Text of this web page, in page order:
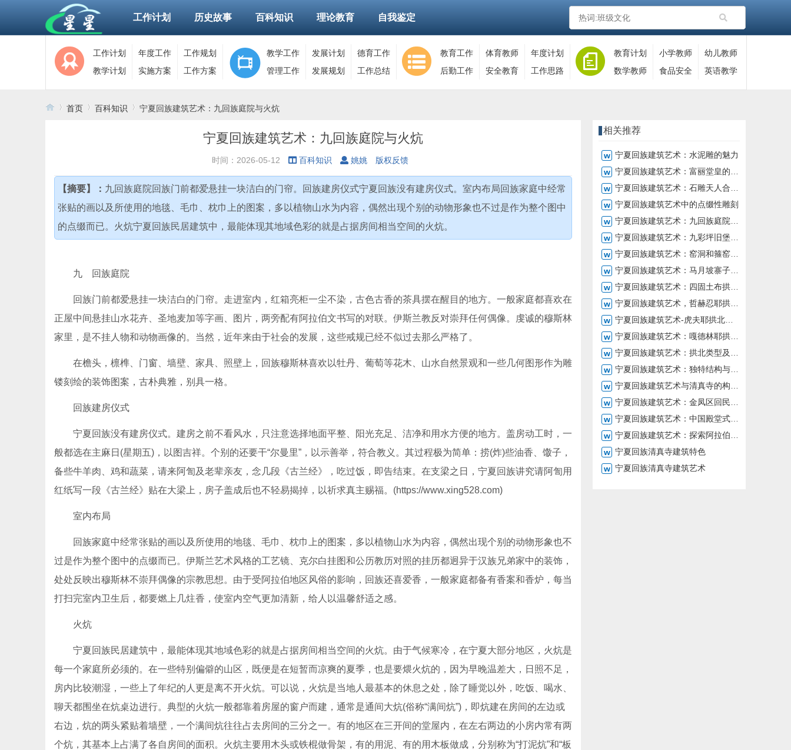
工作计划 历史故事 百科知识 理论教育 自我鉴定
工作计划 年度工作
工作规划
教学计划
实施方案 工作方案
教学工作 发展计划
德育工作
管理工作
发展规划 工作总结
教育工作 体育教师
年度计划
后勤工作
安全教育 工作思路
教育计划 小学教师
幼儿教师
数学教师
食品安全 英语教学
首页 百科知识 宁夏回族建筑艺术：九回族庭院与火炕
宁夏回族建筑艺术：九回族庭院与火炕
时间：2026-05-12 百科知识 姚姚 版权反馈
【摘要】： 九回族庭院回族门前都爱悬挂一块洁白的门帘。回族建房仪式宁夏回族没有建房仪式。室内布局回族家庭中经常
张贴的画以及所使用的地毯、毛巾、枕巾上的图案，多以植物山水为内容，偶然出现个别的动物形象也不过是作为整个图中
的点缀而已。火炕宁夏回族民居建筑中，最能体现其地域色彩的就是占据房间相当空间的火炕。
九 回族庭院
回族门前都爱悬挂一块洁白的门帘。走进室内，红箱亮柜一尘不染，古色古香的茶具摆在醒目的地方。一般家庭都喜欢在
正屋中间悬挂山水花卉、圣地麦加等字画、图片，两旁配有阿拉伯文书写的对联。伊斯兰教反对崇拜任何偶像。虔诚的穆斯林
家里，是不挂人物和动物画像的。当然，近年来由于社会的发展，这些戒规已经不似过去那么严格了。
在檐头，檩榫、门窗、墙壁、家具、照壁上，回族穆斯林喜欢以牡丹、葡萄等花木、山水自然景观和一些几何图形作为雕
镂刻绘的装饰图案，古朴典雅，别具一格。
回族建房仪式
宁夏回族没有建房仪式。建房之前不看风水，只注意选择地面平整、阳光充足、洁净和用水方便的地方。盖房动工时，一
般都选在主麻日(星期五)，以图吉祥。个别的还要干“尔曼里”，以示善举，符合教义。其过程极为简单：捞(炸)些油香、馓子，
备些牛羊肉、鸡和蔬菜，请来阿訇及老辈亲友，念几段《古兰经》，吃过饭，即告结束。在支梁之日，宁夏回族讲究请阿訇用
红纸写一段《古兰经》贴在大梁上，房子盖成后也不轻易揭掉，以祈求真主赐福。(https://www.xing528.com)
室内布局
回族家庭中经常张贴的画以及所使用的地毯、毛巾、枕巾上的图案，多以植物山水为内容，偶然出现个别的动物形象也不
过是作为整个图中的点缀而已。伊斯兰艺术风格的工艺镜、克尔白挂图和公历教历对照的挂历都迥异于汉族兄弟家中的装饰，
处处反映出穆斯林不崇拜偶像的宗教思想。由于受阿拉伯地区风俗的影响，回族还喜爱香，一般家庭都备有香案和香炉，每当
打扫完室内卫生后，都要燃上几炷香，使室内空气更加清新，给人以温馨舒适之感。
火炕
宁夏回族民居建筑中，最能体现其地域色彩的就是占据房间相当空间的火炕。由于气候寒冷，在宁夏大部分地区，火炕是
每一个家庭所必须的。在一些特别偏僻的山区，既便是在短暂而凉爽的夏季，也是要煨火炕的，因为早晚温差大，日照不足，
房内比较潮湿，一些上了年纪的人更是离不开火炕。可以说，火炕是当地人最基本的休息之处，除了睡觉以外，吃饭、喝水、
聊天都围坐在炕桌边进行。典型的火炕一般都靠着房屋的窗户而建，通常是通间大炕(俗称“满间炕”)，即炕建在房间的左边或
右边，炕的两头紧贴着墙壁，一个满间炕往往占去房间的三分之一。有的地区在三开间的堂屋内，在左右两边的小房内常有两
个炕，其基本上占满了各自房间的面积。火炕主要用木头或铁棍做骨架，有的用泥、有的用木板做成，分别称为“打泥炕”和“板
相关推荐
宁夏回族建筑艺术：水泥雕的魅力
宁夏回族建筑艺术：富丽堂皇的三木雕
宁夏回族建筑艺术：石雕天人合一的审美表现
宁夏回族建筑艺术中的点缀性雕刻
宁夏回族建筑艺术：九回族庭院与火炕
宁夏回族建筑艺术：九彩坪旧堡子的历史和修复
宁夏回族建筑艺术：窑洞和箍窑的特点及使用方法
宁夏回族建筑艺术：马月坡寨子的亮噶尔古民居
宁夏回族建筑艺术：四固土布拱北及其传教者所建清真寺
宁夏回族建筑艺术，哲赫忍耶拱北的历史与活动
宁夏回族建筑艺术-虎夫耶拱北的雄伟规模
宁夏回族建筑艺术：嘎德林耶拱北，传统装饰与宗教朝拜之美
宁夏回族建筑艺术：拱北类型及特色
宁夏回族建筑艺术：独特结构与文化融合
宁夏回族建筑艺术与清真寺的构成部分
宁夏回族建筑艺术：金凤区回民公墓清真寺及花园公墓
宁夏回族建筑艺术：中国殿堂式与阿拉伯风格的结合
宁夏回族建筑艺术：探索阿拉伯式清真寺建筑
宁夏回族清真寺建筑特色
宁夏回族清真寺建筑艺术